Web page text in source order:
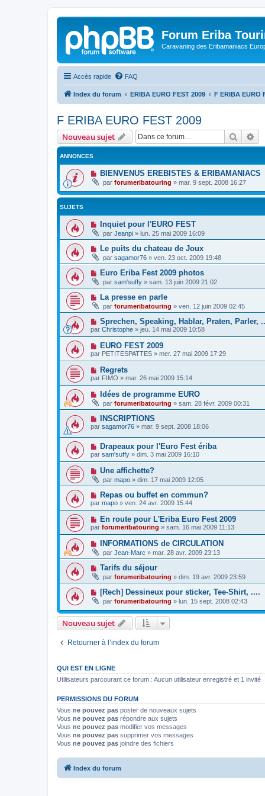
Forum Eriba
Caravaning des Eribamaniacs
Accès rapide FAQ
Index du forum ERIBA EURO FEST 2009 F ERIBA EURO
F ERIBA EURO FEST 2009
Nouveau sujet
ANNONCES
BIENVENUS EREBISTES & ERIBAMANIACS
par forumeribatouring » mar. 9 sept. 2008 16:27
SUJETS
Inquiet pour l'EURO FEST
par Jeanpi » lun. 25 mai 2009 16:09
Le puits du chateau de Joux
par sagamor76 » ven. 23 oct. 2009 19:48
Euro Eriba Fest 2009 photos
par sam'suffy » sam. 13 juin 2009 21:02
La presse en parle
par forumeribatouring » ven. 12 juin 2009 02:45
Sprechen, Speaking, Hablar, Praten, Parler,
par Christophe » jeu. 14 mai 2009 10:58
EURO FEST 2009
par PETITESPATTES » mer. 27 mai 2009 17:29
Regrets
par FIMO » mar. 26 mai 2009 15:14
Idées de programme EURO
par forumeribatouring » sam. 28 févr. 2009 00:31
INSCRIPTIONS
par sagamor76 » mar. 9 sept. 2008 18:06
Drapeaux pour l'Euro Fest ériba
par sam'suffy » dim. 3 mai 2009 16:10
Une affichette?
par mapo » dim. 17 mai 2009 12:05
Repas ou buffet en commun?
par mapo » ven. 24 avr. 2009 15:44
En route pour L'Eriba Euro Fest 2009
par forumeribatouring » sam. 16 mai 2009 11:13
INFORMATIONS de CIRCULATION
par Jean-Marc » mar. 28 avr. 2009 23:13
Tarifs du séjour
par forumeribatouring » dim. 19 avr. 2009 23:59
[Rech] Dessineux pour sticker, Tee-Shirt, ....
par forumeribatouring » lun. 15 sept. 2008 02:43
Nouveau sujet
Retourner à l’index du forum
QUI EST EN LIGNE
Utilisateurs parcourant ce forum : Aucun utilisateur enregistré et 1 invité
PERMISSIONS DU FORUM
Vous ne pouvez pas poster de nouveaux sujets
Vous ne pouvez pas répondre aux sujets
Vous ne pouvez pas modifier vos messages
Vous ne pouvez pas supprimer vos messages
Vous ne pouvez pas joindre des fichiers
Index du forum